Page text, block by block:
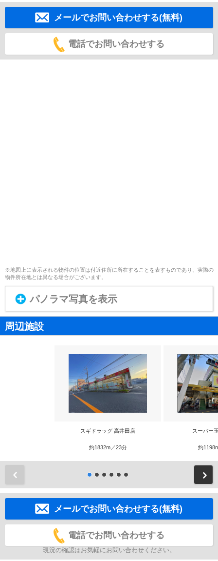
メールでお問い合わせする(無料)
電話でお問い合わせする
※地図上に表示される物件の位置は付近住所に所在することを表すものであり、実際の
物件所在地とは異なる場合がございます。
パノラマ写真を表示
周辺施設
スギドラッグ 高井田店
約1832m／23分
スーパー
約
メールでお問い合わせする(無料)
電話でお問い合わせする
現況の確認はお気軽にお問い合わせください。